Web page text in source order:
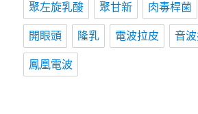
聚左旋乳酸 聚甘新 肉毒桿菌
開眼頭 隆乳 電波拉皮 音
鳳凰電波